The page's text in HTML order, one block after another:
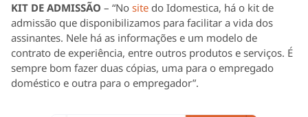
KIT DE ADMISSÃO – “No site do Idomestica, há o kit de
admissão que disponibilizamos para facilitar a vida dos
assinantes. Nele há as informações e um modelo de
contrato de experiência, entre outros produtos e serviços. É
sempre bom fazer duas cópias, uma para o empregado
doméstico e outra para o empregador”.